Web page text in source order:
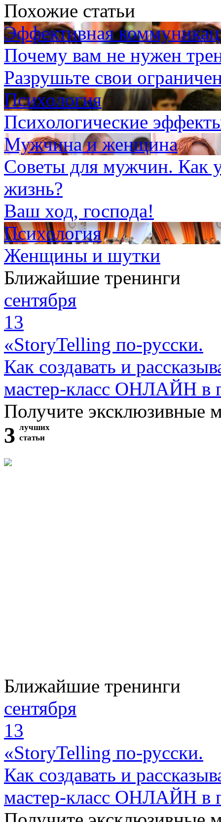
Похожие статьи
Эффективная
Почему вам не нужен
Разрушьте свои
Психология
Психологические
Мужчина и женщина
Советы для мужчин. Как
жизнь?
Ваш ход, господа!
Психология
Женщины и шутки
Ближайшие тренинги
сентября
13
«StoryTelling по-русски.
Как создавать и
мастер-класс ОНЛАЙН в
Получите эксклюзивные
3 лучших
статьи
Ближайшие тренинги
сентября
13
«StoryTelling по-русски.
Как создавать и
мастер-класс ОНЛАЙН в